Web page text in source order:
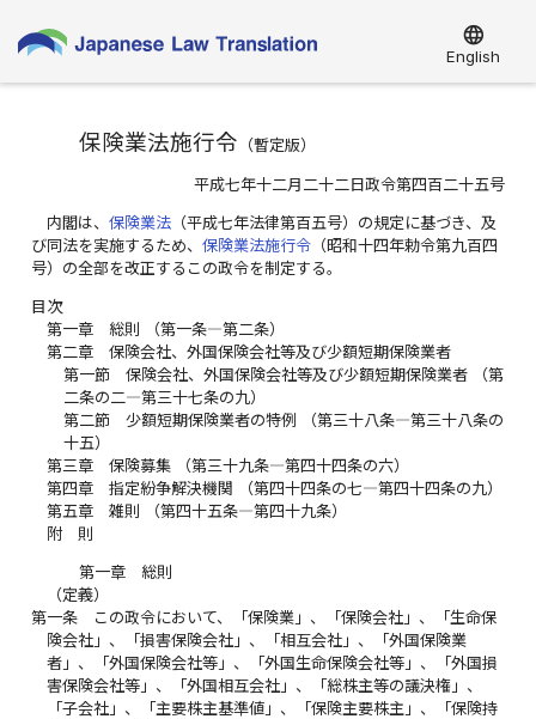
language
English
保険業法施行令 （暫定版）
平成七年十二月二十二日政令第四百二十五号
内閣は、保険業法 （平成七年法律第百五号）の規定に基づき、及
び同法を実施するため、保険業法施行令 （昭和十四年勅令第九百四
号）の全部を改正するこの政令を制定する。
目次
第一章 総則 （第一条―第二条）
第二章 保険会社、外国保険会社等及び少額短期保険業者
第一節 保険会社、外国保険会社等及び少額短期保険業者 （第
二条の二―第三十七条の九）
第二節 少額短期保険業者の特例 （第三十八条―第三十八条の
十五）
第三章 保険募集 （第三十九条―第四十四条の六）
第四章 指定紛争解決機関 （第四十四条の七―第四十四条の九）
第五章 雑則 （第四十五条―第四十九条）
附 則
第一章 総則
（定義）
第一条
この政令において、「保険業」、「保険会社」、「生命保
険会社」、「損害保険会社」、「相互会社」、「外国保険業
者」、「外国保険会社等」、「外国生命保険会社等」、「外国損
害保険会社等」、「外国相互会社」、「総株主等の議決権」、
「子会社」、「主要株主基準値」、「保険主要株主」、「保険持